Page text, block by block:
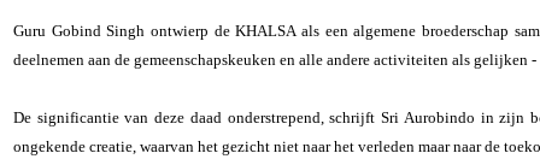
Guru Gobind Singh ontwierp de KHALSA als een algemene broederschap
deelnemen aan de gemeenschapskeuken en alle andere activiteiten als
De significantie van deze daad onderstrepend, schrijft Sri Aurobindo in zijn
ongekende creatie, waarvan het gezicht niet naar het verleden maar naar de